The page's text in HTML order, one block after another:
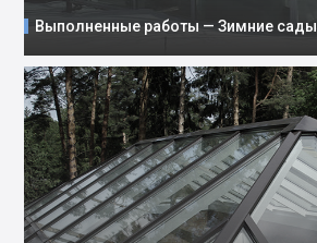
Выполненные работы — Зимние сады